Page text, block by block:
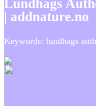
Lundhags
| addnature.no
Keywords: lundhags